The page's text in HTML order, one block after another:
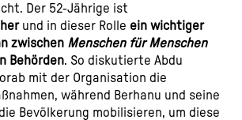
Der 52-Jährige ist
und in dieser Rolle ein wichtiger
zwischen Menschen für Menschen
Behörden. So diskutierte Abdu
mit der Organisation die
während Berhanu und seine
Bevölkerung mobilisieren, um diese